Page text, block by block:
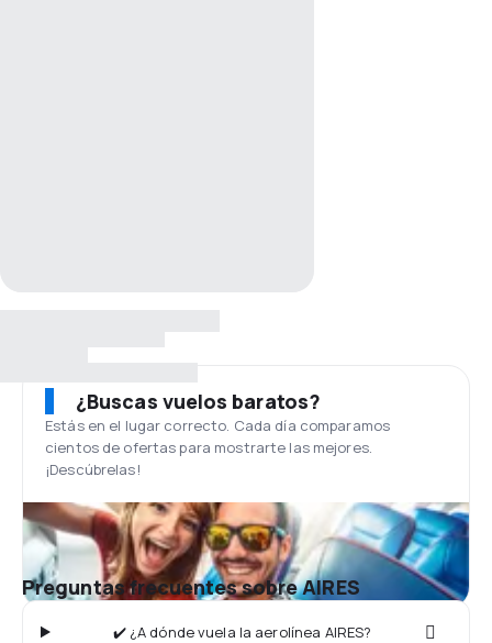
¿Buscas vuelos baratos?
Estás en el lugar correcto. Cada día comparamos
cientos de ofertas para mostrarte las mejores.
¡Descúbrelas!
Preguntas frecuentes sobre AIRES
✔️ ¿A dónde vuela la aerolínea AIRES?